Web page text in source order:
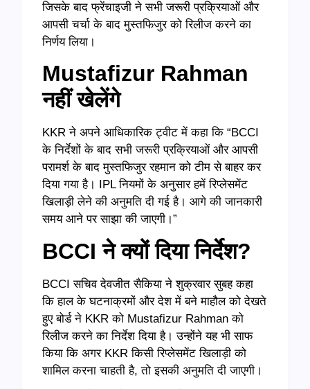
जिसके बाद फ्रेंचाइजी ने सभी जरूरी प्रक्रियाओं और
आपसी चर्चा के बाद मुस्तफिजुर को रिलीज करने का
निर्णय लिया।
Mustafizur Rahman
नहीं खेलेंगे
KKR ने अपने आधिकारिक ट्वीट में कहा कि “BCCI
के निर्देशों के बाद सभी जरूरी प्रक्रियाओं और आपसी
परामर्श के बाद मुस्तफिजुर रहमान को टीम से बाहर कर
दिया गया है। IPL नियमों के अनुसार हमें रिप्लेसमेंट
खिलाड़ी लेने की अनुमति दी गई है। आगे की जानकारी
समय आने पर साझा की जाएगी।”
BCCIने क्यों दिया निर्देश?
BCCI सचिव देवजीत सैकिया ने शुक्रवार सुबह कहा
कि हाल के घटनाक्रमों और देश में बने माहौल को देखते
हुए बोर्ड ने KKR को Mustafizur Rahman को
रिलीज करने का निर्देश दिया है। उन्होंने यह भी साफ
किया कि अगर KKR किसी रिप्लेसमेंट खिलाड़ी को
शामिल करना चाहती है, तो इसकी अनुमति दी जाएगी।